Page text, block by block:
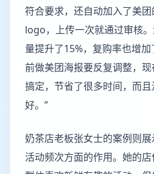
符合要求，还自动加入了美团
logo，上传一次就通过审核
量提升了15%，复购率也增
前做美团海报要反复调整，
搞定，节省了很多时间，而
好。”
奶茶店老板张女士的案例则
活动频次方面的作用。她的